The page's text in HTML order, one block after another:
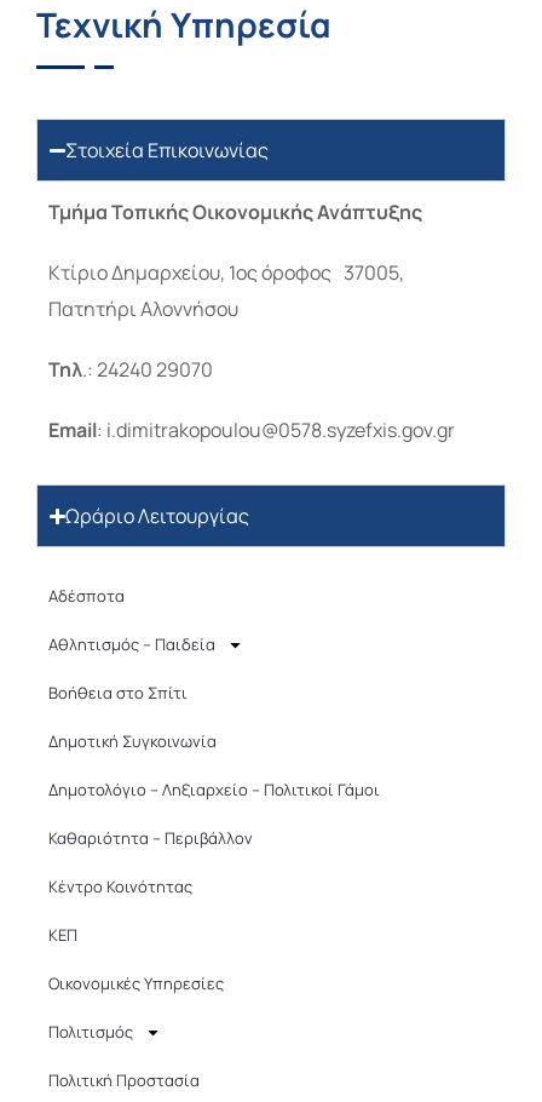
Τεχνική Υπηρεσία
Στοιχεία Επικοινωνίας
Τμήμα Τοπικής Οικονομικής Ανάπτυξης
Κτίριο Δημαρχείου, 1ος όροφος 37005,
Πατητήρι Αλοννήσου
Τηλ.: 24240 29070
Email: i.dimitrakopoulou@0578.syzefxis.gov.gr
Ωράριο Λειτουργίας
Αδέσποτα
Αθλητισμός – Παιδεία
Βοήθεια στο Σπίτι
Δημοτική Συγκοινωνία
Δημοτολόγιο – Ληξιαρχείο – Πολιτικοί Γάμοι​
Καθαριότητα – Περιβάλλον
Κέντρο Κοινότητας
ΚΕΠ
Οικονομικές Υπηρεσίες
Πολιτισμός
Πολιτική Προστασία